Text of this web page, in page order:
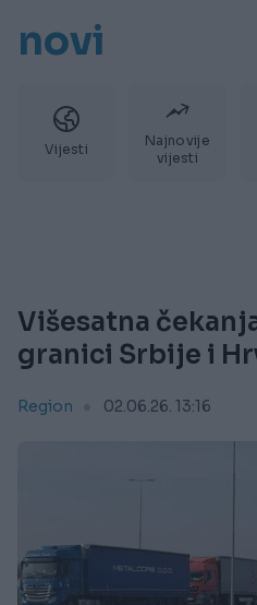
novi
Vijesti
Najnovije
vijesti
Višesatna
granici Srbije i
Region 02.06.26. 13:16